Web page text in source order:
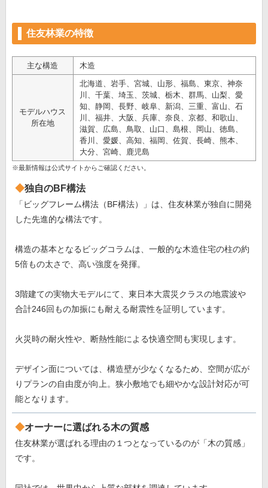
住友林業の特徴
主な構造 木造
モデルハウス
所在地
北海道、岩手、宮城、山形、福島、東京、神奈
川、千葉、埼玉、茨城、栃木、群馬、山梨、愛
知、静岡、長野、岐阜、新潟、三重、富山、石
川、福井、大阪、兵庫、奈良、京都、和歌山、
滋賀、広島、鳥取、山口、島根、岡山、徳島、
香川、愛媛、高知、福岡、佐賀、長崎、熊本、
大分、宮崎、鹿児島
※最新情報は公式サイトからご確認ください。
独自のBF構法
「ビッグフレーム構法（BF構法）」は、住友林業が独自に開発
した先進的な構法です。
構造の基本となるビッグコラムは、一般的な木造住宅の柱の約
5倍もの太さで、高い強度を発揮。
3階建ての実物大モデルにて、東日本大震災クラスの地震波や
合計246回もの加振にも耐える耐震性を証明しています。
火災時の耐火性や、断熱性能による快適空間も実現します。
デザイン面については、構造壁が少なくなるため、空間が広が
りプランの自由度が向上。狭小敷地でも細やかな設計対応が可
能となります。
オーナーに選ばれる木の質感
住友林業が選ばれる理由の１つとなっているのが「木の質感」
です。